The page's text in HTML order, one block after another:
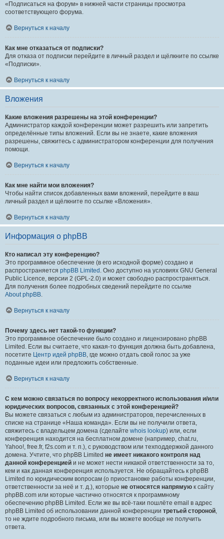
«Подписаться на форум» в нижней части страницы просмотра
соответствующего форума.
Вернуться к началу
Как мне отказаться от подписки?
Для отказа от подписки перейдите в личный раздел и щёлкните по ссылке
«Подписки».
Вернуться к началу
Вложения
Какие вложения разрешены на этой конференции?
Администратор каждой конференции может разрешить или запретить
определённые типы вложений. Если вы не знаете, какие вложения
разрешены, свяжитесь с администратором конференции для получения
помощи.
Вернуться к началу
Как мне найти мои вложения?
Чтобы найти список добавленных вами вложений, перейдите в ваш
личный раздел и щёлкните по ссылке «Вложения».
Вернуться к началу
Информация о phpBB
Кто написал эту конференцию?
Это программное обеспечение (в его исходной форме) создано и
распространяется phpBB Limited . Оно доступно на условиях GNU General
Public Licence, версии 2 (GPL-2.0) и может свободно распространяться.
Для получения более подробных сведений перейдите по ссылке
About phpBB.
Вернуться к началу
Почему здесь нет такой-то функции?
Это программное обеспечение было создано и лицензировано phpBB
Limited. Если вы считаете, что какая-то функция должна быть добавлена,
посетите Центр идей phpBB, где можно отдать свой голос за уже
поданные идеи или предложить собственные.
Вернуться к началу
С кем можно связаться по вопросу некорректного использования и/или
юридических вопросов, связанных с этой конференцией?
Вы можете связаться с любым из администраторов, перечисленных в
списке на странице «Наша команда». Если вы не получили ответа,
свяжитесь с владельцем домена (сделайте whois lookup) или, если
конференция находится на бесплатном домене (например, chat.ru,
Yahoo!, free.fr, f2s.com и т. п.), с руководством или техподдержкой данного
домена. Учтите, что phpBB Limited не имеет никакого контроля над
данной конференцией и не может нести никакой ответственности за то,
кем и как данная конференция используется. Не обращайтесь к phpBB
Limited по юридическим вопросам (о приостановке работы конференции,
ответственности за неё и т. д.), которые не относятся напрямую к сайту
phpBB.com или которые частично относятся к программному
обеспечению phpBB Limited. Если же вы всё-таки пошлёте email в адрес
phpBB Limited об использовании данной конференции третьей стороной,
то не ждите подробного письма, или вы можете вообще не получить
ответа.